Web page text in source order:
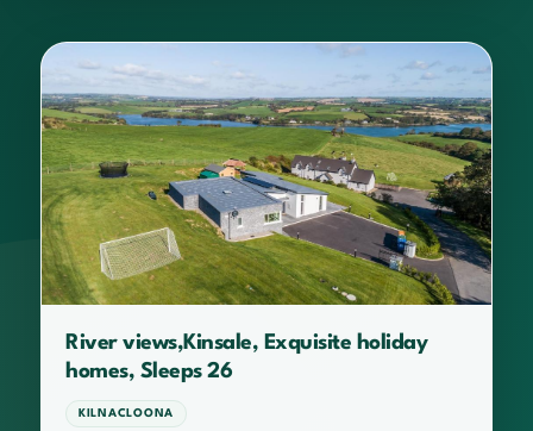
River views,Kinsale, Exquisite holiday
homes, Sleeps 26
KILNACLOONA